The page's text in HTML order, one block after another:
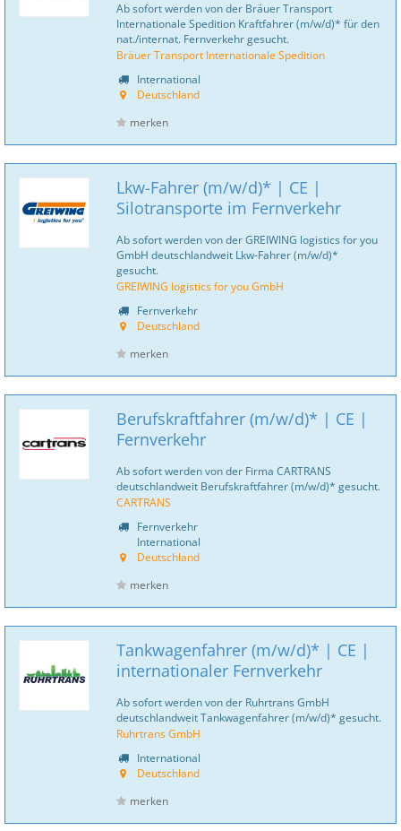
Ab sofort werden von der Bräuer Transport
Internationale Spedition Kraftfahrer (m/w/d)* für den
nat./internat. Fernverkehr gesucht.
Bräuer Transport Internationale Spedition
International
Deutschland
merken
Lkw-Fahrer (m/w/d)* | CE |
Silotransporte im Fernverkehr
Ab sofort werden von der GREIWING logistics for you
GmbH deutschlandweit Lkw-Fahrer (m/w/d)*
gesucht.
GREIWING logistics for you GmbH
Fernverkehr
Deutschland
merken
Berufskraftfahrer (m/w/d)* | CE |
Fernverkehr
Ab sofort werden von der Firma CARTRANS
deutschlandweit Berufskraftfahrer (m/w/d)* gesucht.
CARTRANS
Fernverkehr
International
Deutschland
merken
Tankwagenfahrer (m/w/d)* | CE |
internationaler Fernverkehr
Ab sofort werden von der Ruhrtrans GmbH
deutschlandweit Tankwagenfahrer (m/w/d)* gesucht.
Ruhrtrans GmbH
International
Deutschland
merken